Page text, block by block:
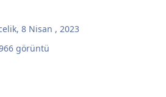
,8 Nisan , 2023
görüntü